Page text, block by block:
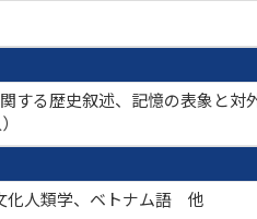
する歴史叙述、記憶の表象と
化人類学、ベトナム語 他